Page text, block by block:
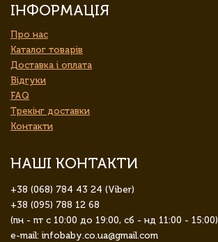
ІНФОРМАЦІЯ
Про нас
Каталог товарів
Доставка і оплата
Відгуки
FAQ
Трекінг доставки
Контакти
НАШІ КОНТАКТИ
+38 (068) 784 43 24 (Viber)
+38 (095) 788 12 68
(пн - пт с 10:00 до 19:00, сб - нд 11:00 - 15:00)
e-mail: infobaby.co.ua@gmail.com